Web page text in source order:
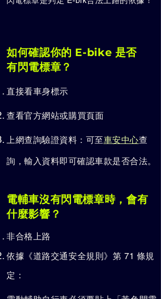
如何確認你的 E-bike 是否
有閃電標章？
直接看車身標示
查看官方網站或購買頁面
上網查詢驗證資料：可至車安中心查
詢，輸入資料即可確認車款是否合法。
電輔車沒有閃電標章時，會有
什麼影響？
非合格上路
依據《道路交通安全規則》第 71 條規
定：